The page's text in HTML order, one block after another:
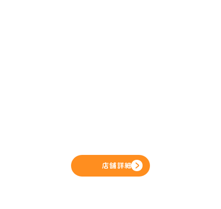
店舗詳細